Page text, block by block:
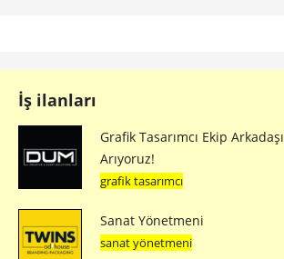
İş ilanları
Grafik Tasarımcı Ekip Arkadaşı
Arıyoruz!
grafik tasarımcı
Sanat Yönetmeni
sanat yönetmeni